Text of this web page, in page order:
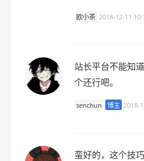
欧小茶 2018-12-11
站长平台不能知
个还行吧。
senchun 博主 2018-
蛮好的，这个技巧